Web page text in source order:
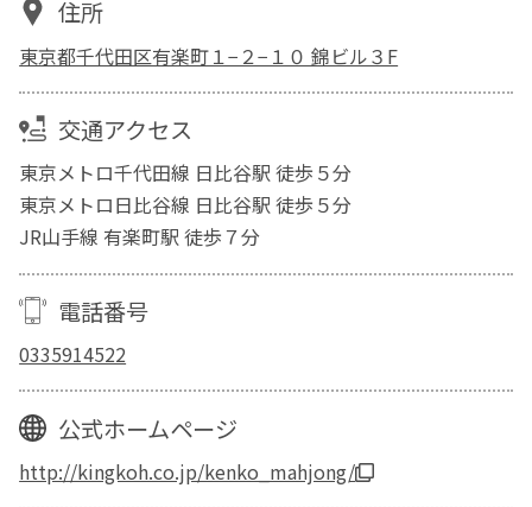
住所
東京都千代田区有楽町１−２−１０ 錦ビル３F
交通アクセス
東京メトロ千代田線 日比谷駅 徒歩５分
東京メトロ日比谷線 日比谷駅 徒歩５分
JR山手線 有楽町駅 徒歩７分
電話番号
0335914522
公式ホームページ
http://kingkoh.co.jp/kenko_mahjong/